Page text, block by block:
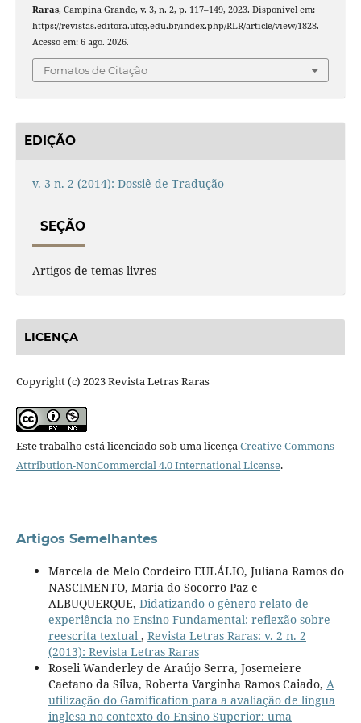
Raras, Campina Grande, v. 3, n. 2, p. 117–149, 2023. Disponível em:
https://revistas.editora.ufcg.edu.br/index.php/RLR/article/view/1828.
Acesso em: 6 ago. 2026.
Fomatos de Citação
EDIÇÃO
v. 3 n. 2 (2014): Dossiê de Tradução
SEÇÃO
Artigos de temas livres
LICENÇA
Copyright (c) 2023 Revista Letras Raras
Este trabalho está licenciado sob uma licençaCreative Commons
Attribution-NonCommercial 4.0 International License.
Artigos Semelhantes
Marcela de Melo Cordeiro EULÁLIO, Juliana Ramos do
NASCIMENTO, Maria do Socorro Paz e
ALBUQUERQUE, Didatizando o gênero relato de
experiência no Ensino Fundamental: reflexão sobre
reescrita textual , Revista Letras Raras: v. 2 n. 2
(2013): Revista Letras Raras
Roseli Wanderley de Araújo Serra, Josemeiere
Caetano da Silva, Roberta Varginha Ramos Caiado, A
utilização do Gamification para a avaliação de língua
inglesa no contexto do Ensino Superior: uma